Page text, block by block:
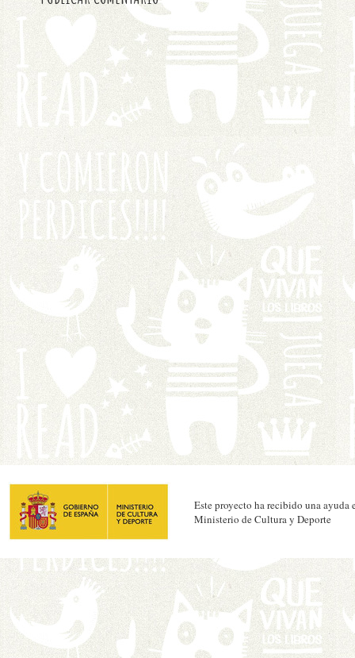
Este proyecto ha recibido una ayuda
Ministerio de Cultura y Deporte